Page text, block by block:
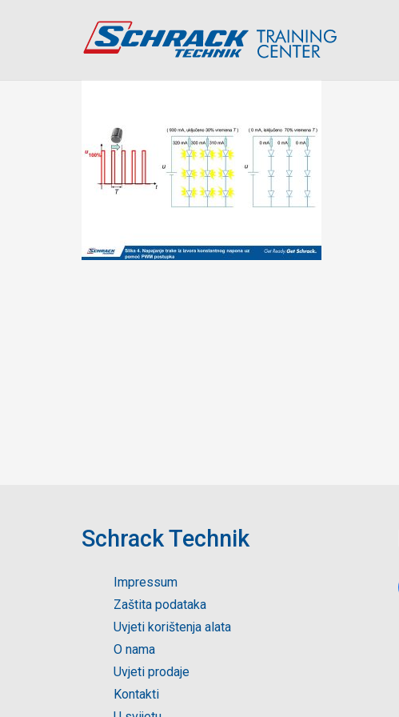
Schrack Technik
Impressum
Zaštita podataka
Uvjeti korištenja alata
O nama
Uvjeti prodaje
Kontakti